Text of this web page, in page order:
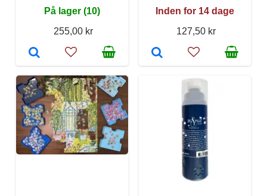
På lager (10)
255,00 kr
Inden for 14 dage
127,50 kr